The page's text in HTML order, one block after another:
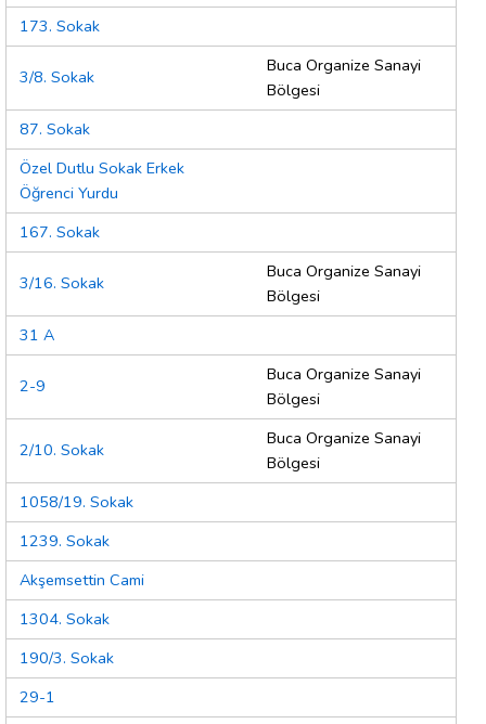
173. Sokak
3/8. Sokak
Buca Organize Sanayi
Bölgesi
87. Sokak
Özel Dutlu Sokak Erkek
Öğrenci Yurdu
167. Sokak
3/16. Sokak
Buca Organize Sanayi
Bölgesi
31 A
2-9
Buca Organize Sanayi
Bölgesi
2/10. Sokak
Buca Organize Sanayi
Bölgesi
1058/19. Sokak
1239. Sokak
Akşemsettin Cami
1304. Sokak
190/3. Sokak
29-1